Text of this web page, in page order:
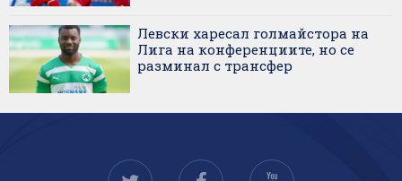
Левски харесал голмайстора на
Лига на конференциите, но се
разминал с трансфер